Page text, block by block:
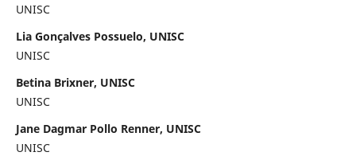
UNISC
Lia Gonçalves Possuelo, UNISC
UNISC
Betina Brixner, UNISC
UNISC
Jane Dagmar Pollo Renner, UNISC
UNISC